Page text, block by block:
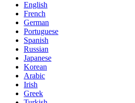
English
French
German
Portuguese
Spanish
Russian
Japanese
Korean
Arabic
Irish
Greek